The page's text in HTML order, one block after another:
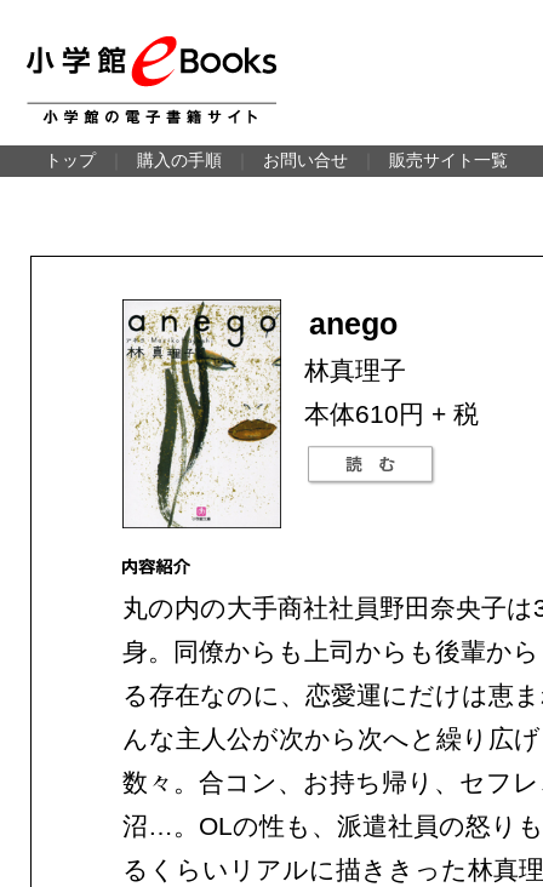
トップ 購入の手順 お問い合せ 販売サイト一覧
anego
林真理子
本体610円 + 税
丸の内の大手商社社員野田奈央子は
身。同僚からも上司からも後輩か
る存在なのに、恋愛運にだけは恵
んな主人公が次から次へと繰り広
数々。合コン、お持ち帰り、セフ
沼…。OLの性も、派遣社員の怒り
るくらいリアルに描ききった林真